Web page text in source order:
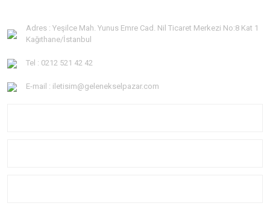
Adres : Yeşilce Mah. Yunus Emre Cad. Nil Ticaret Merkezi No:8 Kat 1
Kağıthane/İstanbul
Tel : 0212 521 42 42
E-mail : iletisim@gelenekselpazar.com